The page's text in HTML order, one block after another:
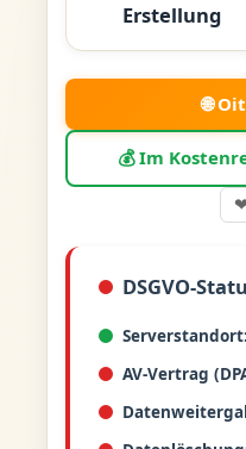
Erstellung
🌐
💰 Im
DSGVO-
Serverstandort:
AV-Vertrag